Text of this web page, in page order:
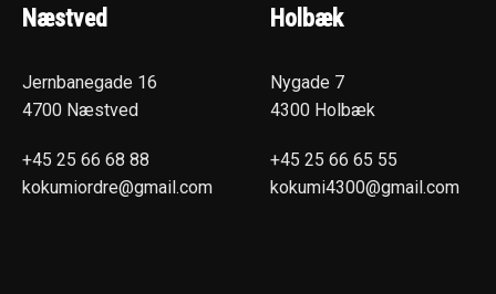
Næstved
Jernbanegade 16
4700 Næstved
+45 25 66 68 88
kokumiordre@gmail.com
Holbæk
Nygade 7
4300 Holbæk
+45 25 66 65 55
kokumi4300@gmail.com